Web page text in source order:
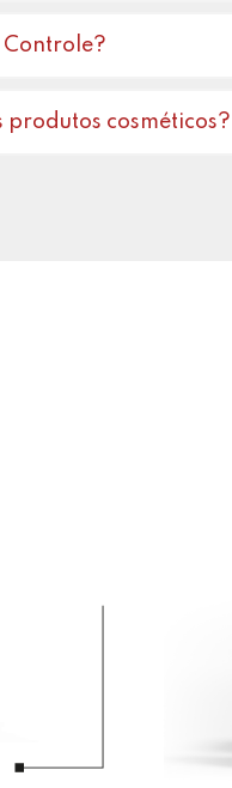
Controle?
produtos cosméticos?